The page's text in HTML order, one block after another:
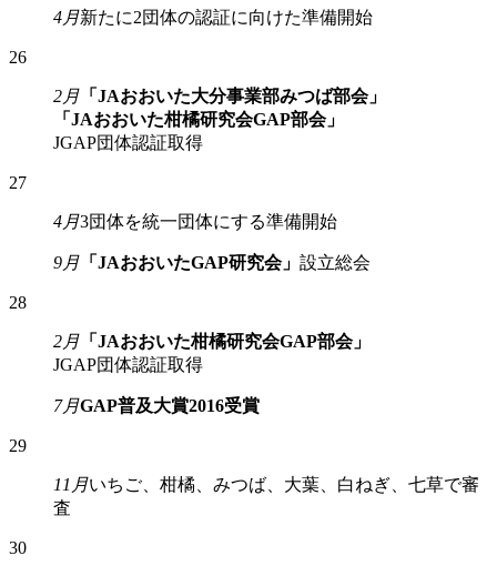
4月新たに2団体の認証に向けた準備開始
26
2月 「JAおおいた大分事業部みつば部会」
「JAおおいた柑橘研究会GAP部会」
JGAP団体認証取得
27
4月3団体を統一団体にする準備開始
9月 「JAおおいたGAP研究会」 設立総会
28
2月 「JAおおいた柑橘研究会GAP部会」
JGAP団体認証取得
7月GAP普及大賞2016受賞
29
11月いちご、柑橘、みつば、大葉、白ねぎ、七草で審
査
30